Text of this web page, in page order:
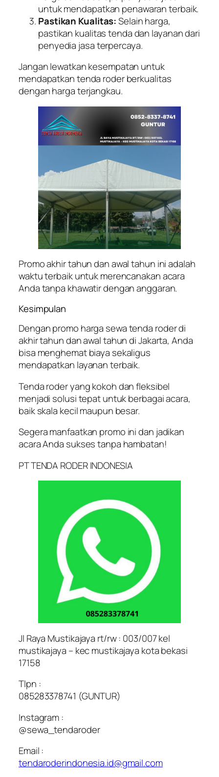
untuk mendapatkan penawaran terbaik.
Pastikan Kualitas:Selain harga,
pastikan kualitas tenda dan layanan dari
penyedia jasa terpercaya.
Jangan lewatkan kesempatan untuk
mendapatkan tenda roder berkualitas
dengan harga terjangkau.
Promo akhir tahun dan awal tahun ini adalah
waktu terbaik untuk merencanakan acara
Anda tanpa khawatir dengan anggaran.
Kesimpulan
Dengan promo harga sewa tenda roder di
akhir tahun dan awal tahun di Jakarta, Anda
bisa menghemat biaya sekaligus
mendapatkan layanan terbaik.
Tenda roder yang kokoh dan fleksibel
menjadi solusi tepat untuk berbagai acara,
baik skala kecil maupun besar.
Segera manfaatkan promo ini dan jadikan
acara Anda sukses tanpa hambatan!
PT TENDA RODER INDONESIA
Jl Raya Mustikajaya rt/rw : 003/007 kel
mustikajaya – kec mustikajaya kota bekasi
17158
Tlpn :
085283378741 (GUNTUR)
Instagram :
@sewa_tendaroder
Email :
tendaroderindonesia.id@gmail.com